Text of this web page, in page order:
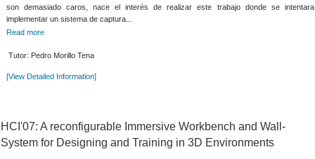
son demasiado caros, nace el interés de realizar este trabajo donde se intentara
implementar un sistema de captura...
Read more
Tutor: Pedro Morillo Tena
[View Detailed Information]
HCI'07: A reconfigurable Immersive Workbench and Wall-
System for Designing and Training in 3D Environments